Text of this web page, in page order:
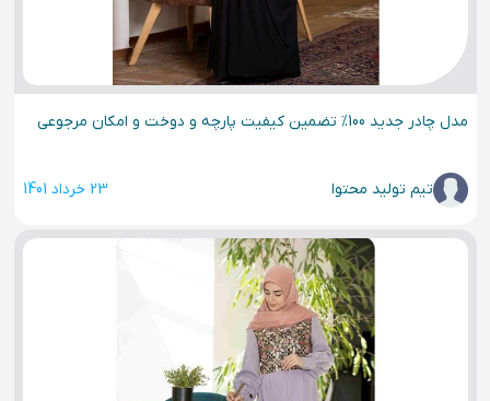
مدل چادر جدید 100% تضمین کیفیت پارچه و دوخت و امکان مرجوعی
تیم تولید محتوا 23 خرداد 1401